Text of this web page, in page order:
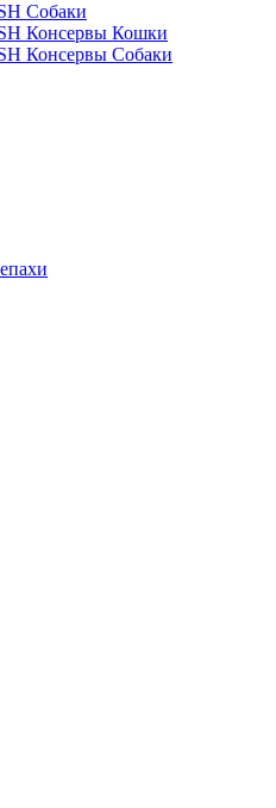
Собаки
Консервы Кошки
Консервы Собаки